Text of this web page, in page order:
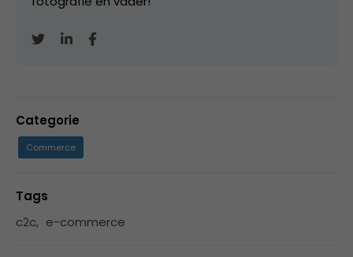
Categorie
Commerce
Tags
c2c, e-commerce